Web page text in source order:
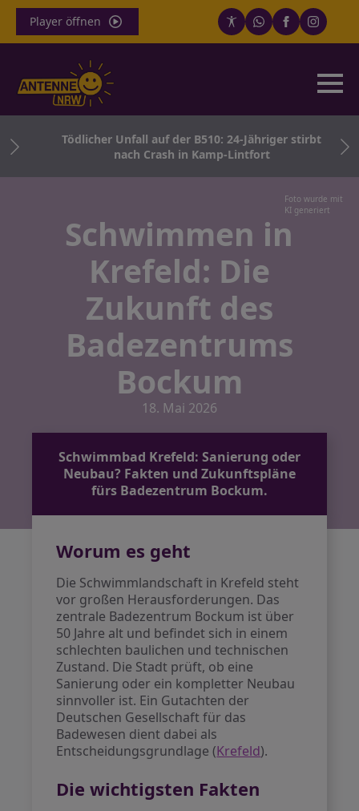
Player öffnen
Tödlicher Unfall auf der B510: 24-Jähriger stirbt
nach Crash in Kamp-Lintfort
Foto wurde mit
KI generiert
Schwimmen in
Krefeld: Die
Zukunft des
Badezentrums
Bockum
18. Mai 2026
Schwimmbad Krefeld: Sanierung oder
Neubau? Fakten und Zukunftspläne
fürs Badezentrum Bockum.
Worum es geht
Die Schwimmlandschaft in Krefeld steht
vor großen Herausforderungen. Das
zentrale Badezentrum Bockum ist über
50 Jahre alt und befindet sich in einem
schlechten baulichen und technischen
Zustand. Die Stadt prüft, ob eine
Sanierung oder ein kompletter Neubau
sinnvoller ist. Ein Gutachten der
Deutschen Gesellschaft für das
Badewesen dient dabei als
Entscheidungsgrundlage (Krefeld).
Die wichtigsten Fakten